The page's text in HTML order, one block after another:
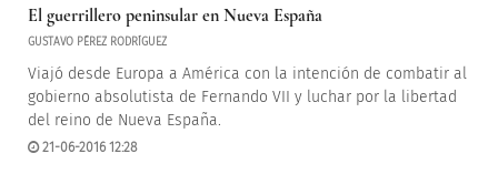
El guerrillero peninsular en Nueva España
GUSTAVO PÉREZ RODRÍGUEZ
Viajó desde Europa a América con la intención de combatir al
gobierno absolutista de Fernando VII y luchar por la libertad
del reino de Nueva España.
21-06-2016 12:28